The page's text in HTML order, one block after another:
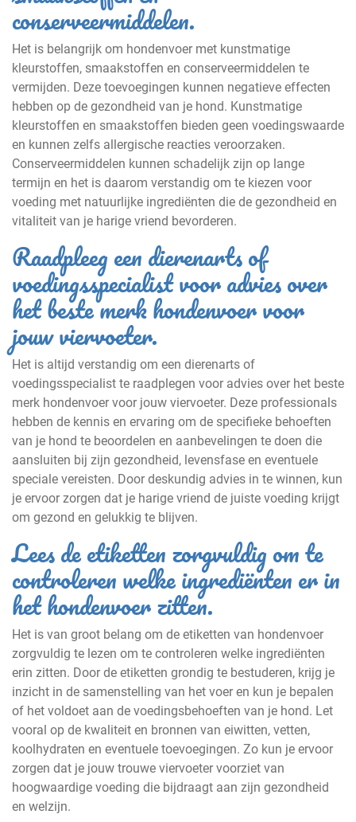
conserveermiddelen.
Het is belangrijk om hondenvoer met kunstmatige
kleurstoffen, smaakstoffen en conserveermiddelen te
vermijden. Deze toevoegingen kunnen negatieve effecten
hebben op de gezondheid van je hond. Kunstmatige
kleurstoffen en smaakstoffen bieden geen voedingswaarde
en kunnen zelfs allergische reacties veroorzaken.
Conserveermiddelen kunnen schadelijk zijn op lange
termijn en het is daarom verstandig om te kiezen voor
voeding met natuurlijke ingrediënten die de gezondheid en
vitaliteit van je harige vriend bevorderen.
Raadpleeg een dierenarts of
voedingsspecialist voor advies over
het beste merk hondenvoer voor
jouw viervoeter.
Het is altijd verstandig om een dierenarts of
voedingsspecialist te raadplegen voor advies over het beste
merk hondenvoer voor jouw viervoeter. Deze professionals
hebben de kennis en ervaring om de specifieke behoeften
van je hond te beoordelen en aanbevelingen te doen die
aansluiten bij zijn gezondheid, levensfase en eventuele
speciale vereisten. Door deskundig advies in te winnen, kun
je ervoor zorgen dat je harige vriend de juiste voeding krijgt
om gezond en gelukkig te blijven.
Lees de etiketten zorgvuldig om te
controleren welke ingrediënten er in
het hondenvoer zitten.
Het is van groot belang om de etiketten van hondenvoer
zorgvuldig te lezen om te controleren welke ingrediënten
erin zitten. Door de etiketten grondig te bestuderen, krijg je
inzicht in de samenstelling van het voer en kun je bepalen
of het voldoet aan de voedingsbehoeften van je hond. Let
vooral op de kwaliteit en bronnen van eiwitten, vetten,
koolhydraten en eventuele toevoegingen. Zo kun je ervoor
zorgen dat je jouw trouwe viervoeter voorziet van
hoogwaardige voeding die bijdraagt aan zijn gezondheid
en welzijn.